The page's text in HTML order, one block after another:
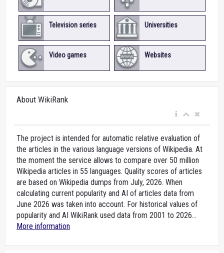
Television series Universities
Video games Websites
About WikiRank
The project is intended for automatic relative evaluation of
the articles in the various language versions of Wikipedia. At
the moment the service allows to compare over 50 million
Wikipedia articles in 55 languages. Quality scores of articles
are based on Wikipedia dumps from July, 2026. When
calculating current popularity and AI of articles data from
June 2026 was taken into account. For historical values of
popularity and AI WikiRank used data from 2001 to 2026...
More information